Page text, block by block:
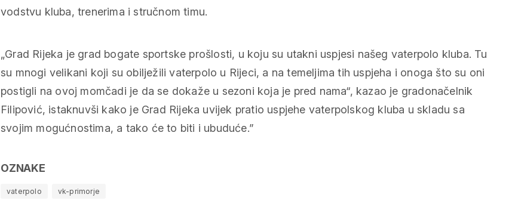
vodstvu kluba, trenerima i stručnom timu.
„Grad Rijeka je grad bogate sportske prošlosti, u koju su utakni uspjesi našeg vaterpolo kluba. Tu
su mnogi velikani koji su obilježili vaterpolo u Rijeci, a na temeljima tih uspjeha i onoga što su oni
postigli na ovoj momčadi je da se dokaže u sezoni koja je pred nama“, kazao je gradonačelnik
Filipović, istaknuvši kako je Grad Rijeka uvijek pratio uspjehe vaterpolskog kluba u skladu sa
svojim mogućnostima, a tako će to biti i ubuduće.”
OZNAKE
vaterpolo vk-primorje